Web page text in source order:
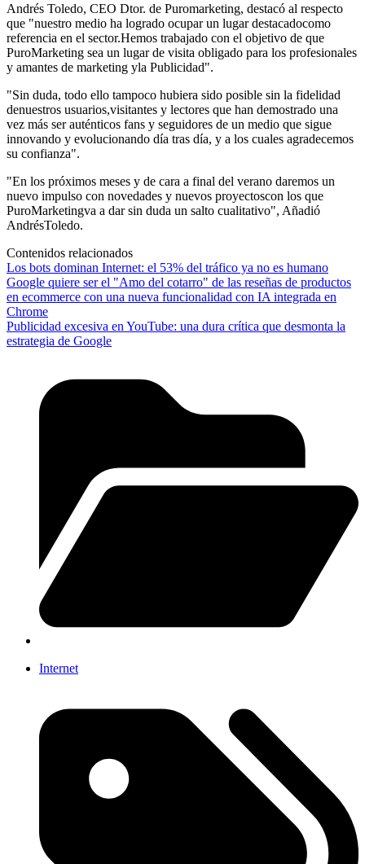
Andrés Toledo, CEO Dtor. de Puromarketing, destacó al respecto
que "nuestro medio ha logrado ocupar un lugar destacadocomo
referencia en el sector.Hemos trabajado con el objetivo de que
PuroMarketing sea un lugar de visita obligado para los profesionales
y amantes de marketing yla Publicidad".
"Sin duda, todo ello tampoco hubiera sido posible sin la fidelidad
denuestros usuarios,visitantes y lectores que han demostrado una
vez más ser auténticos fans y seguidores de un medio que sigue
innovando y evolucionando día tras día, y a los cuales agradecemos
su confianza".
"En los próximos meses y de cara a final del verano daremos un
nuevo impulso con novedades y nuevos proyectoscon los que
PuroMarketingva a dar sin duda un salto cualitativo", Añadió
AndrésToledo.
Contenidos relacionados
Los bots dominan Internet: el 53% del tráfico ya no es humano
Google quiere ser el "Amo del cotarro" de las reseñas de productos
en ecommerce con una nueva funcionalidad con IA integrada en
Chrome
Publicidad excesiva en YouTube: una dura crítica que desmonta la
estrategia de Google
Internet